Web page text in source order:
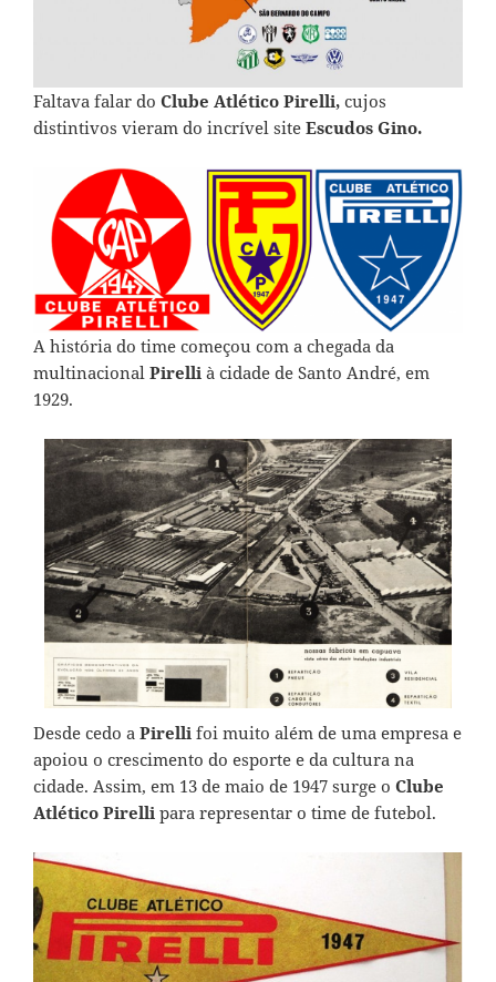
Faltava falar do Clube Atlético Pirelli, cujos
distintivos vieram do incrível site Escudos Gino.
A história do time começou com a chegada da
multinacional Pirelli à cidade de Santo André, em
1929.
Desde cedo a Pirelli foi muito além de uma empresa e
apoiou o crescimento do esporte e da cultura na
cidade. Assim, em 13 de maio de 1947 surge o Clube
Atlético Pirelli para representar o time de futebol.